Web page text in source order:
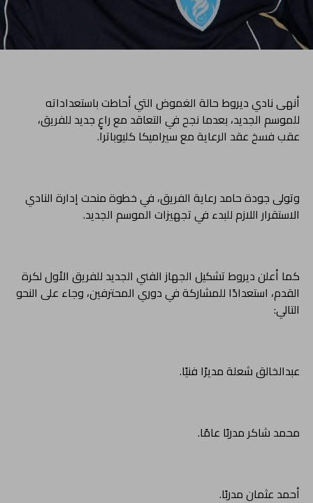
أنهى نادي ديروط حالة الغموض التي أحاطت باستعداداته
للموسم الجديد، بعدما نجح في التعاقد مع راعٍ جديد للفريق،
عقب فسخ عقد الرعاية مع سيراميكا كليوباترا.
وتولى جودة حامد رعاية الفريق، في خطوة منحت إدارة النادي
الاستقرار اللازم للبدء في تجهيزات الموسم الجديد.
كما أعلن ديروط تشكيل الجهاز الفني الجديد للفريق الأول لكرة
القدم، استعدادًا للمشاركة في دوري المحترفين، وجاء على النحو
التالي:
عبدالخالق شعلة مديرًا فنيًا.
محمد شاكر مدربًا عامًا.
أحمد عثمان مدربًا.